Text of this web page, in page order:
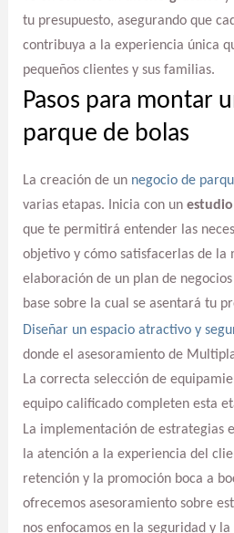
tu presupuesto, asegurando que
contribuya a la experiencia única
pequeños clientes y sus familias.
Pasos para montar
parque de bolas
La creación de un negocio de
varias etapas. Inicia con un
que te permitirá entender las
objetivo y cómo satisfacerlas de la
elaboración de un plan de
base sobre la cual se asentará tu
Diseñar un espacio atractivo y
donde el asesoramiento de
La correcta selección de
equipo calificado completen esta
La implementación de estrategias
la atención a la experiencia del
retención y la promoción boca a
ofrecemos asesoramiento sobre
nos enfocamos en la seguridad y